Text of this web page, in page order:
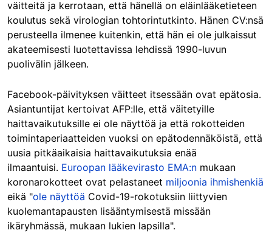
väitteitä ja kerrotaan, että hänellä on eläinlääketieteen
koulutus sekä virologian tohtorintutkinto. Hänen CV:nsä
perusteella ilmenee kuitenkin, että hän ei ole julkaissut
akateemisesti luotettavissa lehdissä 1990-luvun
puolivälin jälkeen.
Facebook-päivityksen väitteet itsessään ovat epätosia.
Asiantuntijat kertoivat AFP:lle, että väitetyille
haittavaikutuksille ei ole näyttöä ja että rokotteiden
toimintaperiaatteiden vuoksi on epätodennäköistä, että
uusia pitkäaikaisia haittavaikutuksia enää
ilmaantuisi. Euroopan lääkevirasto EMA:n mukaan
koronarokotteet ovat pelastaneet miljoonia ihmishenkiä
eikä "ole näyttöä Covid-19-rokotuksiin liittyvien
kuolemantapausten lisääntymisestä missään
ikäryhmässä, mukaan lukien lapsilla".